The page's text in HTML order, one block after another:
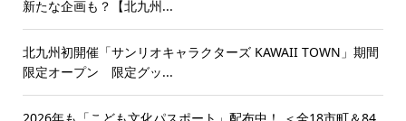
新たな企画も？【北九州...
北九州初開催「サンリオキャラクターズ KAWAII TOWN」期間
限定オープン 限定グッ...